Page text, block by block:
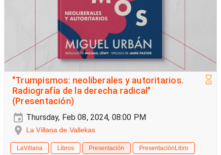
"Trumpismos: neoliberales y autoritarios.
Radiografía de la derecha radical"
(Presentación)
Thursday, Feb 08, 2024, 08:00 PM
La Villana de Vallekas
LaVillana Libros Presentación
PresentaciónLibro